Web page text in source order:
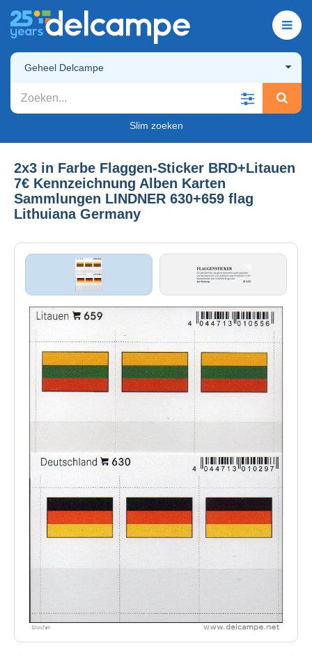
Geheel Delcampe
Slim zoeken
2x3 in Farbe Flaggen-Sticker BRD+Litauen
7€ Kennzeichnung Alben Karten
Sammlungen LINDNER 630+659 flag
Lithuiana Germany